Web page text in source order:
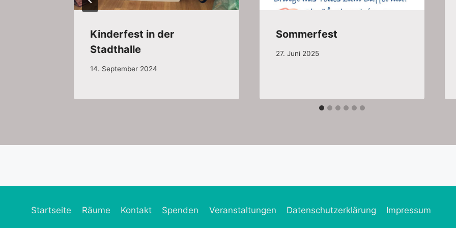
Kinderfest in der
Stadthalle
14. September 2024
Sommerfest
27. Juni 2025
Startseite Räume Kontakt Spenden Veranstaltungen Datenschutzerklärung Impressum